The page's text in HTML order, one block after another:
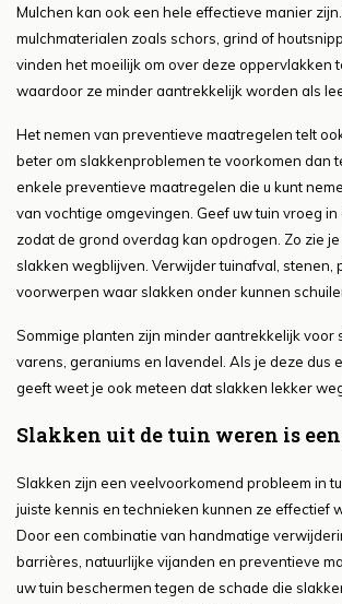
Mulchen kan ook een hele effectieve manier
mulchmaterialen zoals schors, grind of
vinden het moeilijk om over deze oppervlakken
waardoor ze minder aantrekkelijk worden als
Het nemen van preventieve maatregelen telt
beter om slakkenproblemen te voorkomen dan
enkele preventieve maatregelen die u kunt
van vochtige omgevingen. Geef uw tuin vroeg
zodat de grond overdag kan opdrogen. Zo zie
slakken wegblijven. Verwijder tuinafval, stenen,
voorwerpen waar slakken onder kunnen
Sommige planten zijn minder aantrekkelijk voor
varens, geraniums en lavendel. Als je deze dus
geeft weet je ook meteen dat slakken lekker
Slakken uit de tuin weren is een
Slakken zijn een veelvoorkomend probleem in
juiste kennis en technieken kunnen ze effectief
Door een combinatie van handmatige
barrières, natuurlijke vijanden en preventieve
uw tuin beschermen tegen de schade die